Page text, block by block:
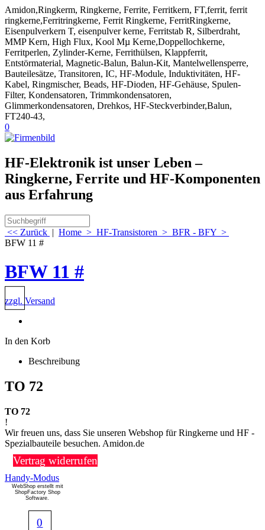
Amidon,Ringkerm, Ringkerne, Ferrite, Ferritkern, FT,ferrit, ferrit
ringkerne,Ferritringkerne, Ferrit Ringkerne, FerritRingkerne,
Eisenpulverkern T, eisenpulver kerne, Ferritstab R, Silberdraht,
MMP Kern, High Flux, Kool Mµ Kerne,Doppellochkerne,
Ferritperlen, Zylinder-Kerne, Ferrithülsen, Klappferrit,
Entstörmaterial, Magnetic-Balun, Balun-Kit, Mantelwellensperre,
Bauteilesätze, Transitoren, IC, HF-Module, Induktivitäten, HF-
Kabel, Ringmischer, Beads, HF-Dioden, HF-Gehäuse, Spulen-
Filter, Kondensatoren, Trimmkondensatoren,
Glimmerkondensatoren, Drehkos, HF-Steckverbinder,Balun,
FT240-43,
0
HF-Elektronik ist unser Leben –
Ringkerne, Ferrite und HF-Komponenten
aus Erfahrung
<< Zurück | Home > HF-Transistoren > BFR - BFY >
BFW 11 #
BFW 11 #
zzgl. Versand
In den Korb
Beschreibung
TO 72
TO 72
!
Wir freuen uns, dass Sie unseren Webshop für Ringkerne und HF -
Spezialbauteile besuchen. Amidon.de
Vertrag widerrufen
Handy-Modus
WebShop erstellt mit
ShopFactory Shop
Software.
0